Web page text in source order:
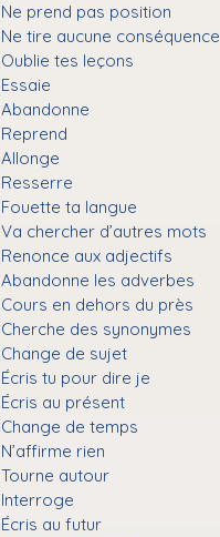
Ne prend pas position
Ne tire aucune conséquence
Oublie tes leçons
Essaie
Abandonne
Reprend
Allonge
Resserre
Fouette ta langue
Va chercher d’autres mots
Renonce aux adjectifs
Abandonne les adverbes
Cours en dehors du près
Cherche des synonymes
Change de sujet
Écris tu pour dire je
Écris au présent
Change de temps
N’affirme rien
Tourne autour
Interroge
Écris au futur